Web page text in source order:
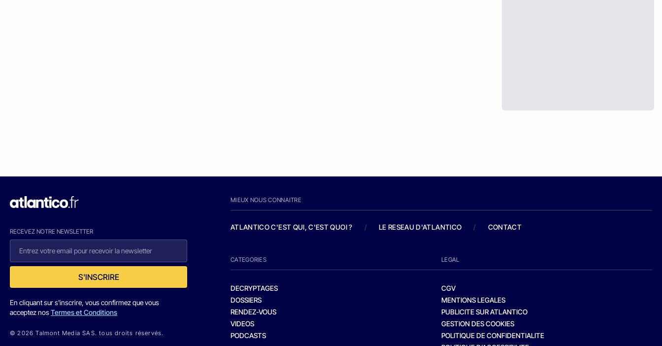
RECEVEZ NOTRE NEWSLETTER
S'INSCRIRE
En cliquant sur s'inscrire, vous confirmez que vous
acceptez nosTermes et Conditions
© 2026 Talmont Media SAS. tous droits réservés.
MIEUX NOUS CONNAITRE
ATLANTICO C'EST QUI, C'EST QUOI ? / LE RESEAU D'ATLANTICO / CONTACT
CATEGORIES
DECRYPTAGES
DOSSIERS
RENDEZ-VOUS
VIDEOS
PODCASTS
LEGAL
CGV
MENTIONS LEGALES
PUBLICITE SUR ATLANTICO
GESTION DES COOKIES
POLITIQUE DE CONFIDENTIALITE